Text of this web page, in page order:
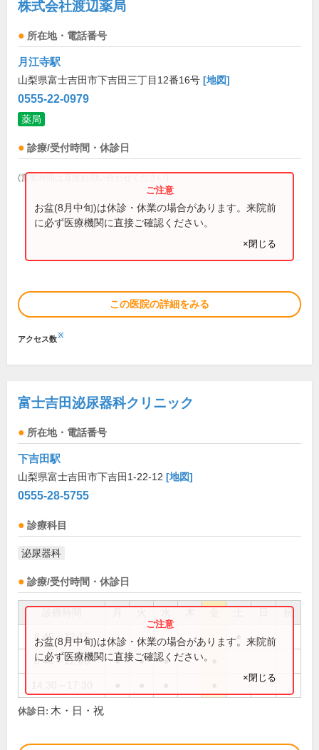
株式会社渡辺薬局
所在地・電話番号
月江寺駅
山梨県富士吉田市下吉田三丁目12番16号 [地図]
0555-22-0979
薬局
診療/受付時間・休診日
(営業時間は直接お問い合わせください)
お盆(8月中旬)は休診・休業の場合があります。来院前
に必ず医療機関に直接ご確認ください。
×閉じる
この医院の詳細をみる
アクセス数※
富士吉田泌尿器科クリニック
所在地・電話番号
下吉田駅
山梨県富士吉田市下吉田1-22-12 [地図]
0555-28-5755
診療科目
泌尿器科
診療/受付時間・休診日
祝
8:45～12:15
8:45～12:30 ● ● ●
お盆(8月中旬)は休診・休業の場合があります。来院前
に必ず医療機関に直接ご確認ください。
×閉じる
休診日: 木・日・祝